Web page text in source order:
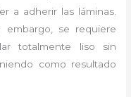
a adherir las láminas.
se requiere
totalmente liso sin
como resultado